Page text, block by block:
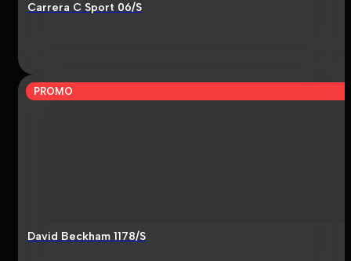
Carrera C Sport 06/S
PROMO
David Beckham 1178/S